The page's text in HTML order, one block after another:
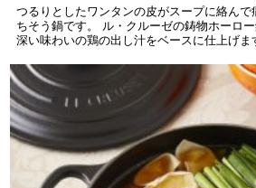
つるりとしたワンタンの皮がスープに絡ん
ちそう鍋です。 ル・クルーゼの鋳物ホーロー
深い味わいの鶏の出し汁をベースに仕上げま